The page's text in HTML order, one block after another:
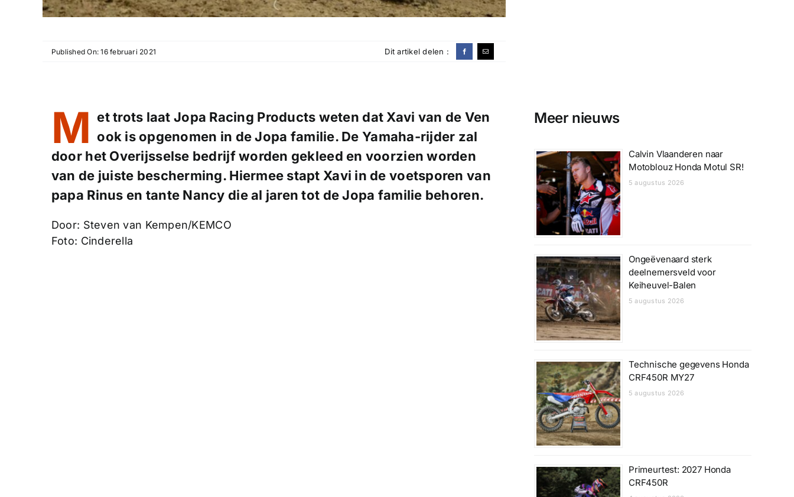
Published On: 16 februari 2021 Dit artikel delen :
M et trots laat Jopa Racing Products weten dat Xavi van de Ven
ook is opgenomen in de Jopa familie. De Yamaha-rijder zal
door het Overijsselse bedrijf worden gekleed en voorzien worden
van de juiste bescherming. Hiermee stapt Xavi in de voetsporen van
papa Rinus en tante Nancy die al jaren tot de Jopa familie behoren.
Door: Steven van Kempen/KEMCO
Foto: Cinderella
Meer nieuws
Calvin Vlaanderen naar
Motoblouz Honda Motul SR!
5 augustus 2026
Ongeëvenaard sterk
deelnemersveld voor
Keiheuvel-Balen
5 augustus 2026
Technische gegevens Honda
CRF450R MY27
5 augustus 2026
Primeurtest: 2027 Honda
CRF450R